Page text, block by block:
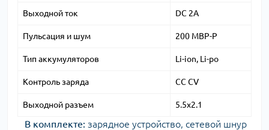
Выходной ток DC 2A
Пульсация и шум 200 MBP-P
Тип аккумуляторов Li-ion, Li-po
Контроль заряда CC CV
Выходной разъем 5.5x2.1
В комплекте: зарядное устройство, сетевой шнур